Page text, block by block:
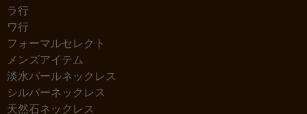
ラ行
ワ行
フォーマルセレクト
メンズアイテム
淡水パールネックレス
シルバーネックレス
天然石ネックレス